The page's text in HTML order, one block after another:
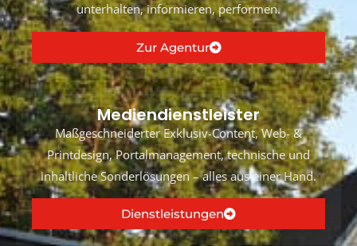
unterhalten, informieren, performen.
Zur Agentur
Mediendienstleister
Maßgeschneiderter Exklusiv-Content, Web- &
Printdesign, Portalmanagement, technische und
inhaltliche Sonderlösungen – alles aus einer Hand.
Dienstleistungen